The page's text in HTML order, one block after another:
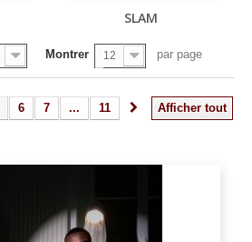
SLAM
Montrer 12 par page
Afficher tout
6 7 ... 11